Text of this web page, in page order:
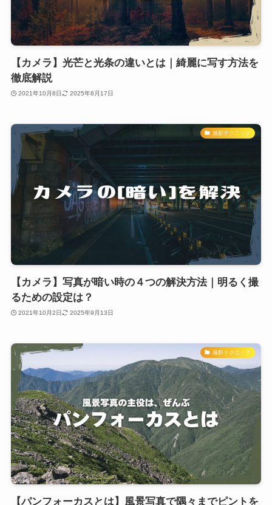
【カメラ】光芒と光条の違いとは｜綺麗に写す方法を
徹底解説
2021年10月8日 2025年8月17日
撮影テクニック
【カメラ】写真が暗い時の４つの解決方法｜明るく撮
るための設定は？
2021年10月2日 2025年9月13日
撮影テクニック
【パンフォーカスとは】風景写真で隅々までピントを